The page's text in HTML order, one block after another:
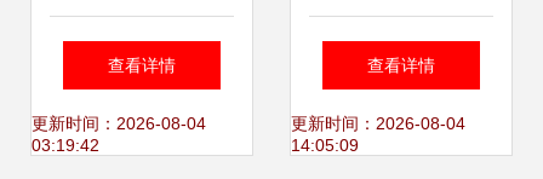
的“灰色伙伴”
查看详情
更新时间：2026-08-04
03:19:42
点存偏，煤炭化工
转型引领清洁能源
查看详情
更新时间：2026-08-04
14:05:09